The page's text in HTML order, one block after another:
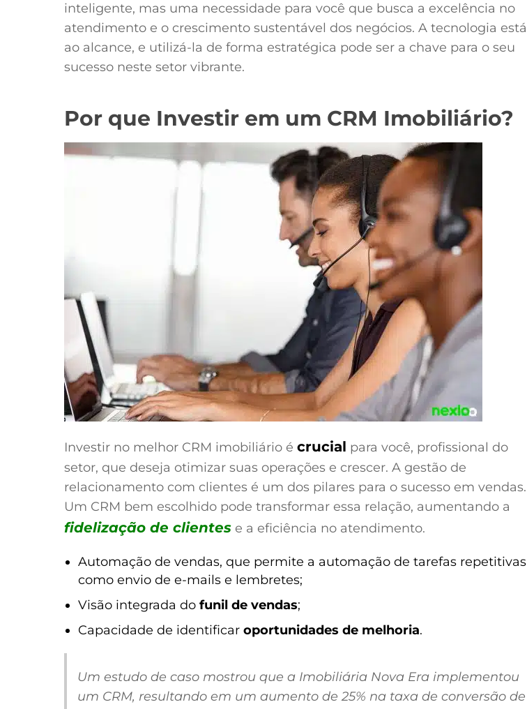
inteligente, mas uma necessidade para você que busca a excelência no
atendimento e o crescimento sustentável dos negócios. A tecnologia está
ao alcance, e utilizá-la de forma estratégica pode ser a chave para o seu
sucesso neste setor vibrante.
Por que Investir em um CRM Imobiliário?
Investir no melhor CRM imobiliário é crucial para você, profissional do
setor, que deseja otimizar suas operações e crescer. A gestão de
relacionamento com clientes é um dos pilares para o sucesso em vendas.
Um CRM bem escolhido pode transformar essa relação, aumentando a
fidelização de clientes e a eficiência no atendimento.
Automação de vendas, que permite a automação de tarefas repetitivas
como envio de e-mails e lembretes;
Visão integrada do funil de vendas;
Capacidade de identificar oportunidades de melhoria.
Um estudo de caso mostrou que a Imobiliária Nova Era implementou
um CRM, resultando em um aumento de 25% na taxa de conversão de